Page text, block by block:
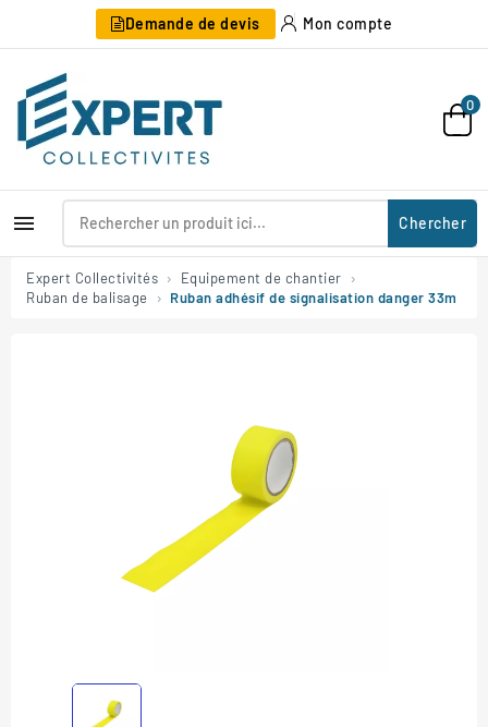
Demande de devis Mon compte
0
 Chercher
Expert Collectivités
Equipement de chantier
Ruban de balisage
Ruban adhésif de signalisation danger 33m